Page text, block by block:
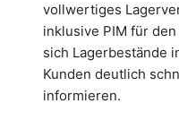
vollwertiges
inklusive PIM für
sich Lagerbestände
Kunden deutlich
informieren.